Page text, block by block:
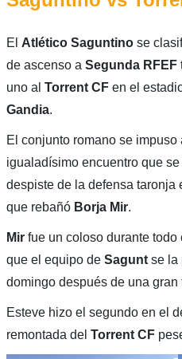
El Atlético Saguntinose
de ascenso a Segunda RFEF
uno al Torrent CFen el
Gandia.
El conjunto romano se impuso
igualadísimo encuentro que
despiste de la defensa taronja
que rebañó Borja Mir.
Mirfue un coloso durante todo
que el equipo de Saguntse la
domingo después de una gran
Esteve hizo el segundo en el
remontada del Torrent CF